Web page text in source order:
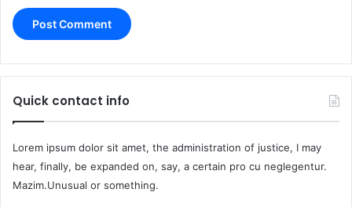
Quick contact info
Lorem ipsum dolor sit amet, the administration of justice, I may
hear, finally, be expanded on, say, a certain pro cu neglegentur.
Mazim.Unusual or something.